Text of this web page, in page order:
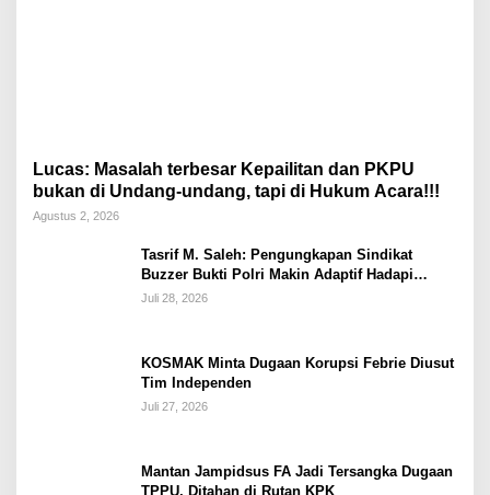
Lucas: Masalah terbesar Kepailitan dan PKPU
bukan di Undang-undang, tapi di Hukum Acara!!!
Agustus 2, 2026
Tasrif M. Saleh: Pengungkapan Sindikat
Buzzer Bukti Polri Makin Adaptif Hadapi
Kejahatan Digital
Juli 28, 2026
KOSMAK Minta Dugaan Korupsi Febrie Diusut
Tim Independen
Juli 27, 2026
Mantan Jampidsus FA Jadi Tersangka Dugaan
TPPU, Ditahan di Rutan KPK